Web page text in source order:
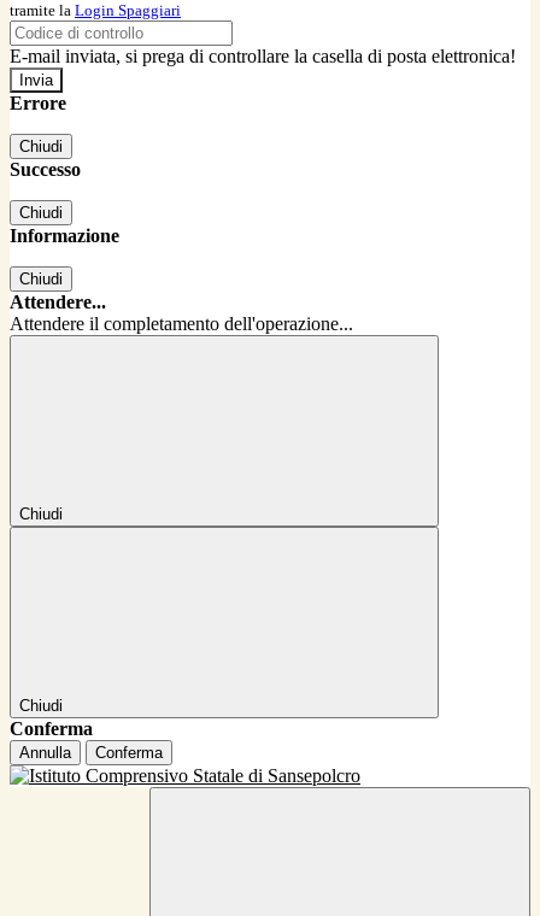
tramite la Login Spaggiari
E-mail inviata, si prega di controllare la casella di posta elettronica!
Errore
Chiudi
Successo
Chiudi
Informazione
Chiudi
Attendere...
Attendere il completamento dell'operazione...
Chiudi
Chiudi
Conferma
Annulla Conferma